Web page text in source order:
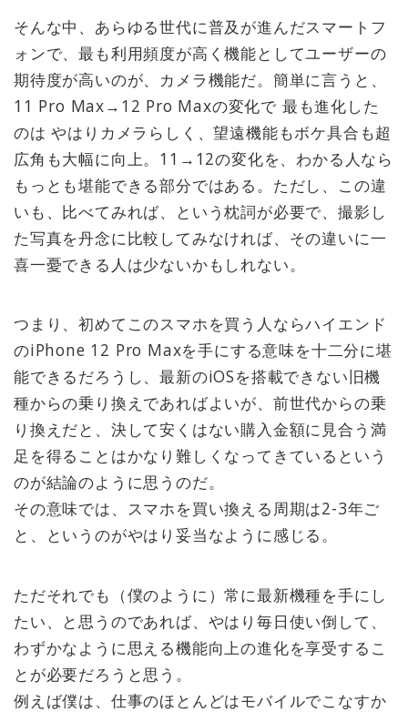
そんな中、あらゆる世代に普及が進んだスマートフ
ォンで、最も利用頻度が高く機能としてユーザーの
期待度が高いのが、カメラ機能だ。簡単に言うと、
11 Pro Max→12 Pro Maxの変化で 最も進化した
のは やはりカメラらしく、望遠機能もボケ具合も超
広角も大幅に向上。11→12の変化を、わかる人なら
もっとも堪能できる部分ではある。ただし、この違
いも、比べてみれば、という枕詞が必要で、撮影し
た写真を丹念に比較してみなければ、その違いに一
喜一憂できる人は少ないかもしれない。
つまり、初めてこのスマホを買う人ならハイエンド
のiPhone 12 Pro Maxを手にする意味を十二分に堪
能できるだろうし、最新のiOSを搭載できない旧機
種からの乗り換えであればよいが、前世代からの乗
り換えだと、決して安くはない購入金額に見合う満
足を得ることはかなり難しくなってきているという
のが結論のように思うのだ。
その意味では、スマホを買い換える周期は2-3年ご
と、というのがやはり妥当なように感じる。
ただそれでも（僕のように）常に最新機種を手にし
たい、と思うのであれば、やはり毎日使い倒して、
わずかなように思える機能向上の進化を享受するこ
とが必要だろうと思う。
例えば僕は、仕事のほとんどはモバイルでこなすか